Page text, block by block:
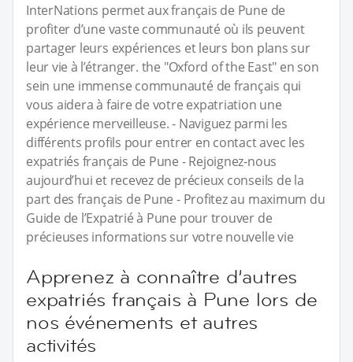
InterNations permet aux français de Pune de
profiter d’une vaste communauté où ils peuvent
partager leurs expériences et leurs bon plans sur
leur vie à l’étranger. the "Oxford of the East" en son
sein une immense communauté de français qui
vous aidera à faire de votre expatriation une
expérience merveilleuse. - Naviguez parmi les
différents profils pour entrer en contact avec les
expatriés français de Pune - Rejoignez-nous
aujourd’hui et recevez de précieux conseils de la
part des français de Pune - Profitez au maximum du
Guide de l’Expatrié à Pune pour trouver de
précieuses informations sur votre nouvelle vie
Apprenez à connaître d’autres
expatriés français à Pune lors de
nos événements et autres
activités